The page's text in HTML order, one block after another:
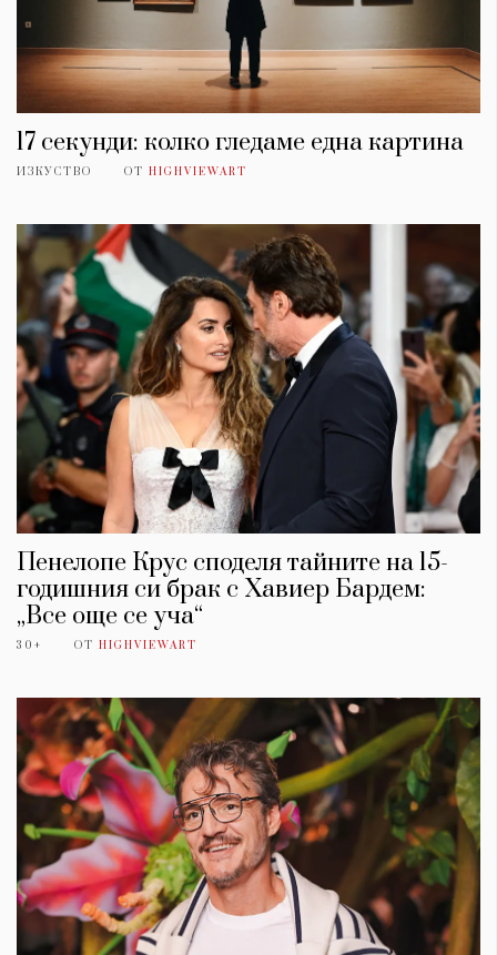
17 секунди: колко гледаме една картина
ИЗКУСТВО ОТ HIGHVIEWART
Пенелопе Крус споделя тайните на 15-
годишния си брак с Хавиер Бардем:
„Все още се уча“
30+ ОТ HIGHVIEWART